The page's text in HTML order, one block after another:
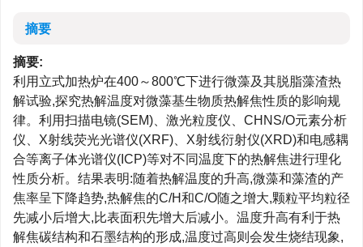
摘要
摘要:
利用立式加热炉在400～800℃下进行微藻及其脱脂藻渣热
解试验,探究热解温度对微藻基生物质热解焦性质的影响规
律。利用扫描电镜(SEM)、激光粒度仪、CHNS/O元素分析
仪、X射线荧光光谱仪(XRF)、X射线衍射仪(XRD)和电感耦
合等离子体光谱仪(ICP)等对不同温度下的热解焦进行理化
性质分析。结果表明:随着热解温度的升高,微藻和藻渣的产
焦率呈下降趋势,热解焦的C/H和C/O随之增大,颗粒平均粒径
先减小后增大,比表面积先增大后减小。温度升高有利于热
解焦碳结构和石墨结构的形成,温度过高则会发生烧结现象,